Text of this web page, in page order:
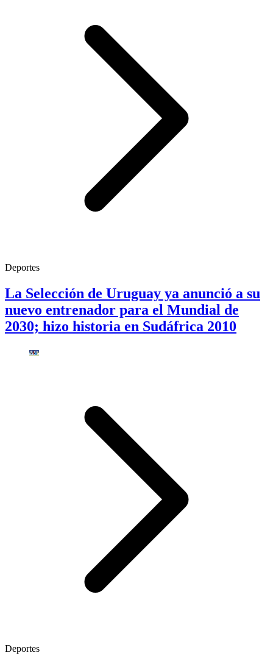
Deportes
La Selección de Uruguay ya anunció a su
nuevo entrenador para el Mundial de
2030; hizo historia en Sudáfrica 2010
Deportes